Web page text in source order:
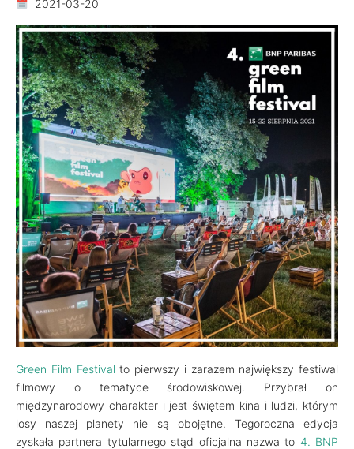
2021-03-20
Green Film Festival to pierwszy i zarazem największy festiwal
filmowy o tematyce środowiskowej. Przybrał on
międzynarodowy charakter i jest świętem kina i ludzi, którym
losy naszej planety nie są obojętne. Tegoroczna edycja
zyskała partnera tytularnego stąd oficjalna nazwa to 4. BNP